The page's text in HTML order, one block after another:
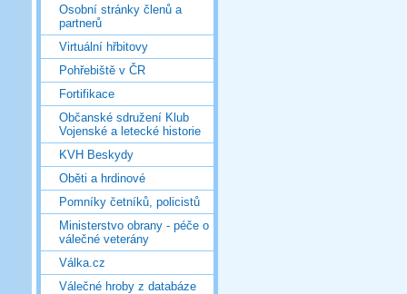
Osobní stránky členů a
partnerů
Virtuální hřbitovy
Pohřebiště v ČR
Fortifikace
Občanské sdružení Klub
Vojenské a letecké historie
KVH Beskydy
Oběti a hrdinové
Pomníky četníků, policistů
Ministerstvo obrany - péče o
válečné veterány
Válka.cz
Válečné hroby z databáze